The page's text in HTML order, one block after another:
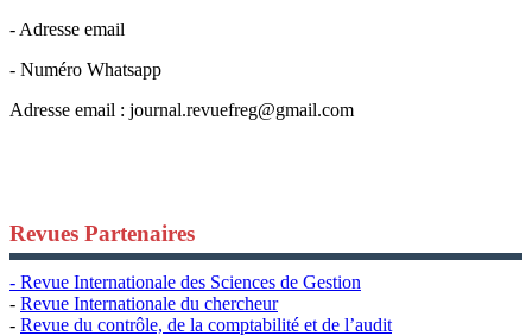
- Adresse email
- Numéro Whatsapp
Adresse email : journal.revuefreg@gmail.com
Revues Partenaires
- Revue Internationale des Sciences de Gestion
- Revue Internationale du chercheur
- Revue du contrôle, de la comptabilité et de l’audit